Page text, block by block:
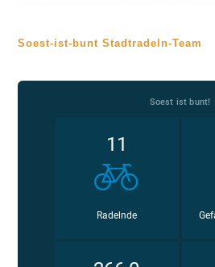
Soest-ist-bunt Stadtradeln-Team